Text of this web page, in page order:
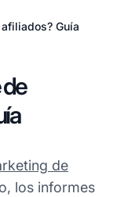
Guía
de
los informes